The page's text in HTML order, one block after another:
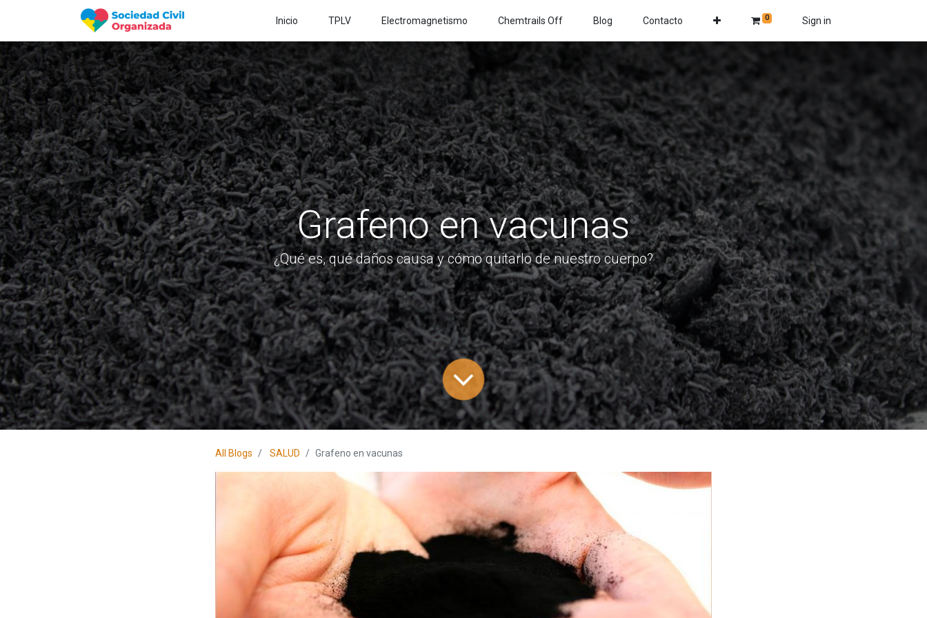
Inicio TPLV Electromagnetismo Chemtrails Off Blog Contacto 0 Sign in
Grafeno en vacunas
¿Qué es, qué daños causa y cómo quitarlo de nuestro cuerpo?
All Blogs SALUD Grafeno en vacunas